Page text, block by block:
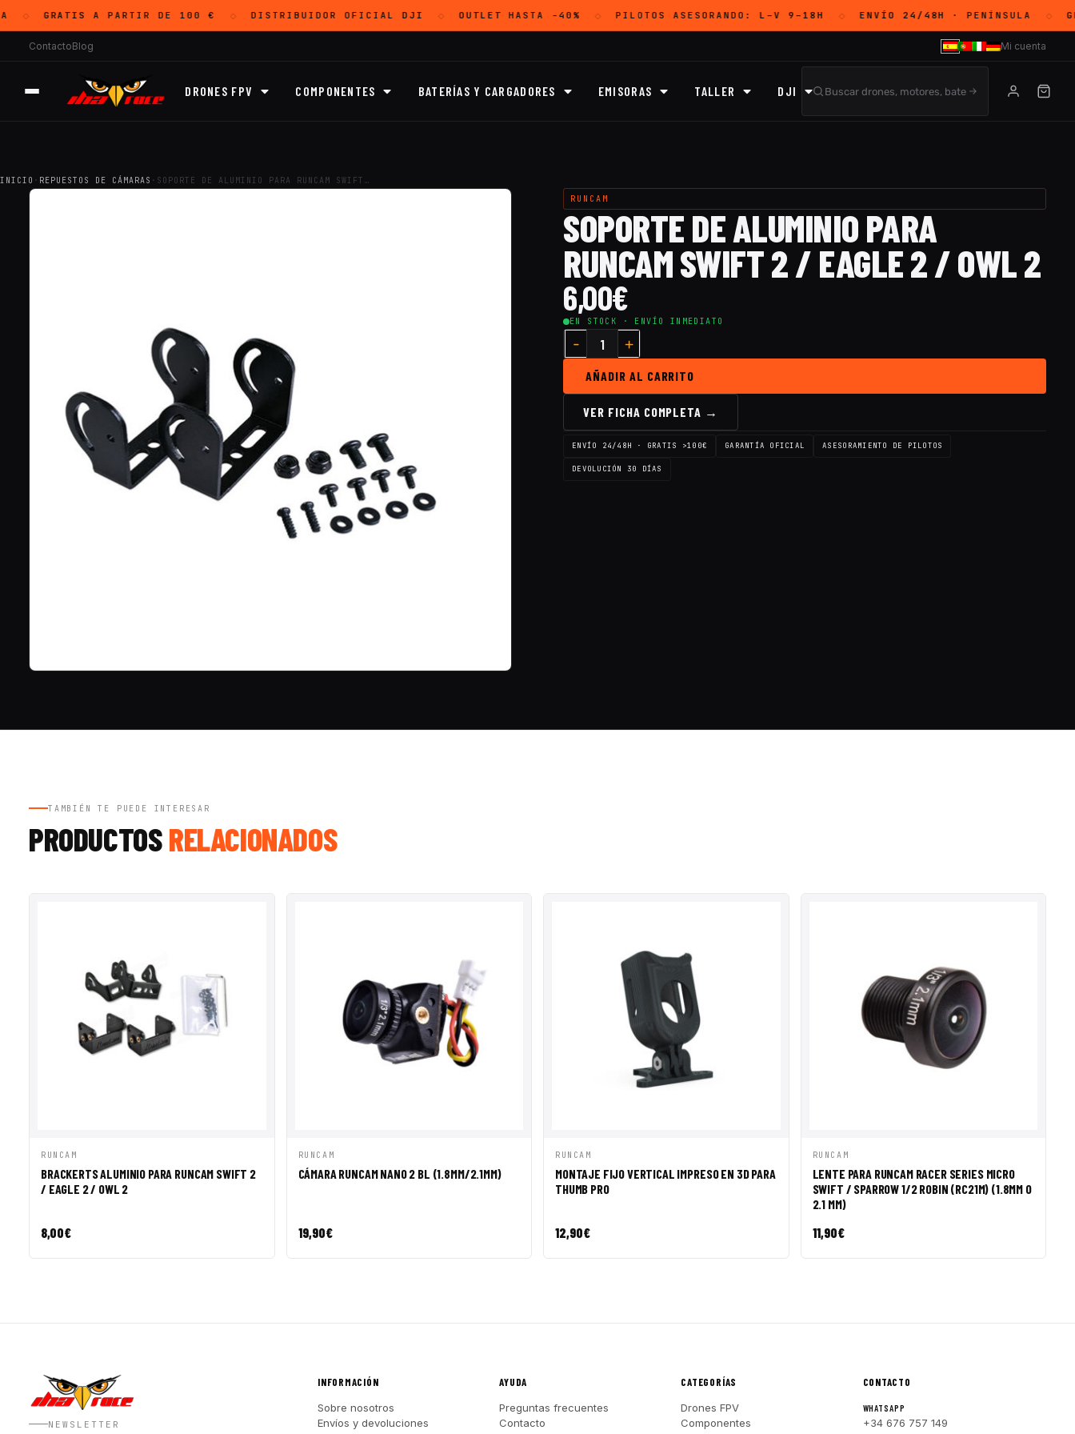
GRATISA PARTIR DE 100 € DISTRIBUIDOR OFICIALDJI OUTLETHASTA -40% PILOTOS ASESORANDO:L–V 9–18H ENVÍO 24/48H· PENÍNSULA
ContactoBlog Mi cuenta
DRONES FPV COMPONENTES BATERÍAS Y CARGADORES EMISORAS TALLER DJI
INICIO · REPUESTOS DE CÁMARAS · SOPORTE DE ALUMINIO PARA RUNCAM SWIFT…
RUNCAM
SOPORTE DE ALUMINIO PARA
RUNCAM SWIFT 2 / EAGLE 2 / OWL 2
6,00€
EN STOCK · ENVÍO INMEDIATO
AÑADIR AL CARRITO
VER FICHA COMPLETA →
ENVÍO 24/48H · GRATIS >100€ GARANTÍA OFICIAL ASESORAMIENTO DE PILOTOS
DEVOLUCIÓN 30 DÍAS
TAMBIÉN TE PUEDE INTERESAR
PRODUCTOSRELACIONADOS
VISTA RÁPIDA
RUNCAM
BRACKERTS ALUMINIO PARA RUNCAM SWIFT 2
/ EAGLE 2 / OWL 2
8,00€
VISTA RÁPIDA
RUNCAM
CÁMARA RUNCAM NANO 2 BL (1.8MM/2.1MM)
19,90€
VISTA RÁPIDA
RUNCAM
MONTAJE FIJO VERTICAL IMPRESO EN 3D PARA
THUMB PRO
12,90€
VISTA RÁPIDA
RUNCAM
LENTE PARA RUNCAM RACER SERIES MICRO
SWIFT / SPARROW 1/2 ROBIN (RC21M) (1.8MM O
2.1 MM)
11,90€
NEWSLETTER
INFORMACIÓN
Sobre nosotros
Envíos y devoluciones
AYUDA
Preguntas frecuentes
Contacto
CATEGORÍAS
Drones FPV
Componentes
CONTACTO
WHATSAPP
+34 676 757 149